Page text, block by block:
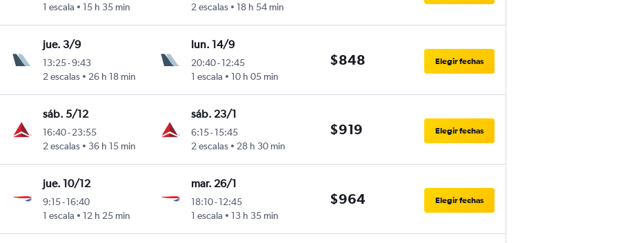
1 escala
15 h 35 min
2 escalas
18 h 54 min
jue. 3/9
13:25-9:43
2 escalas
26 h 18 min
lun. 14/9
20:40-12:45
1 escala
10 h 05 min
$848 Elegir fechas
sáb. 5/12
16:40-23:55
2 escalas
36 h 15 min
sáb. 23/1
6:15-15:45
2 escalas
28 h 30 min
$919 Elegir fechas
jue. 10/12
9:15-16:40
1 escala
12 h 25 min
mar. 26/1
18:10-12:45
1 escala
13 h 35 min
$964 Elegir fechas